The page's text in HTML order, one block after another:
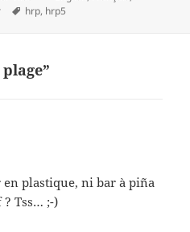
Tags
hrp, hrp5
en plastique, ni bar à piña
? Tss… ;-)